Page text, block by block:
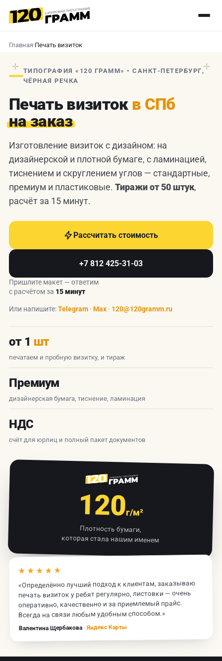
Главная·Печать визиток
✛ ✛
ТИПОГРАФИЯ «120 ГРАММ» • САНКТ-ПЕТЕРБУРГ,
ЧЁРНАЯ РЕЧКА
Печать визиток в СПб
на заказ
Изготовление визиток с дизайном: на
дизайнерской и плотной бумаге, с ламинацией,
тиснением и скруглением углов — стандартные,
премиум и пластиковые. Тиражи от 50 штук,
расчёт за 15 минут.
Рассчитать стоимость
+7 812 425-31-03
Пришлите макет — ответим
с расчётом за 15 минут
Или напишите:Telegram · Max · 120@120gramm.ru
от 1 шт
печатаем и пробную визитку, и тираж
Премиум
дизайнерская бумага, тиснение, ламинация
НДС
счёт для юрлиц и полный пакет документов
120г/м²
Плотность бумаги,
которая стала нашим именем
★★★★★
«Определённо лучший подход к клиентам, заказываю
печать визиток у ребят регулярно, листовки — очень
оперативно, качественно и за приемлемый прайс.
Всегда на связи любым удобным способом.»
Валентина Щербакова· Яндекс Карты